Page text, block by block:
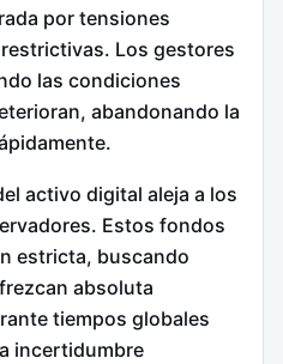
por tensiones
Los gestores
las condiciones
abandonando la
activo digital aleja a los
Estos fondos
estricta, buscando
absoluta
tiempos globales
incertidumbre